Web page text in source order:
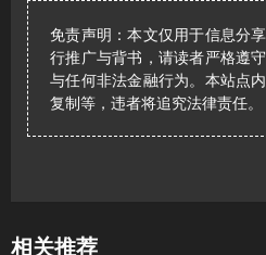
免责声明：本文仅用于信息分
行推广与背书，请读者严格遵
与任何非法金融行为。本站点
复制等，违者将追究法律责任。
相关推荐